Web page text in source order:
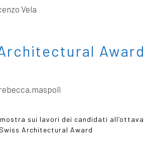
Vela
Award
mostra sui lavori dei candidati all’ottava
Architectural Award